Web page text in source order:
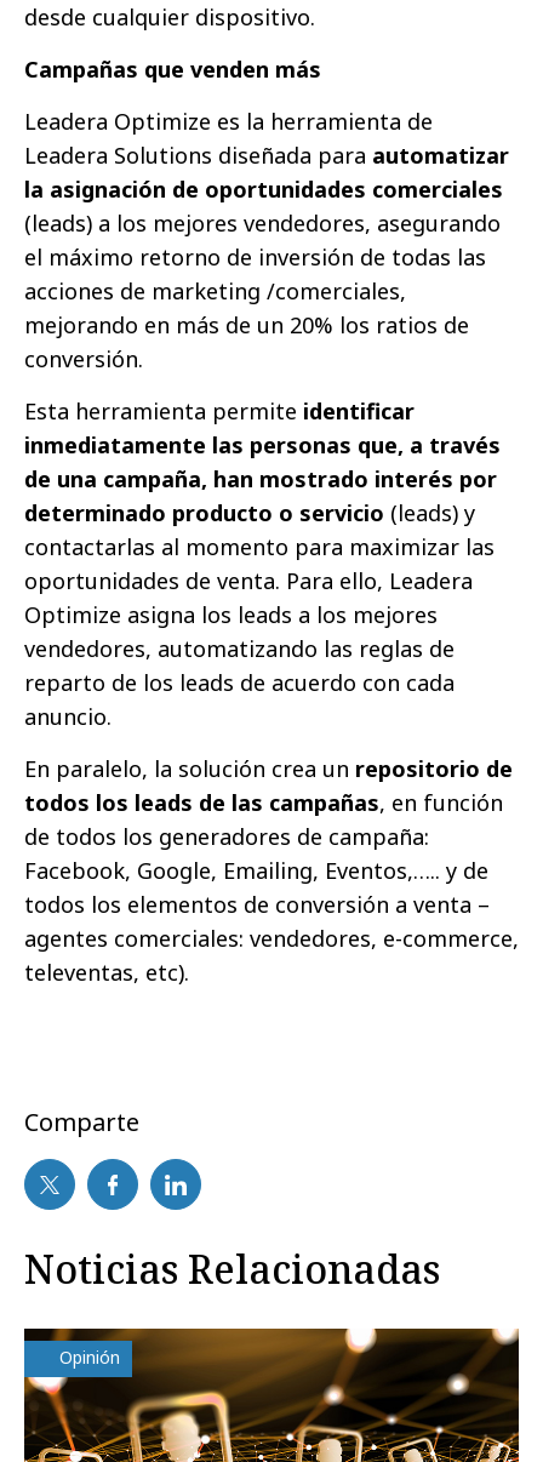
desde cualquier dispositivo.
Campañas que venden más
Leadera Optimize es la herramienta de
Leadera Solutions diseñada para automatizar
la asignación de oportunidades comerciales
(leads) a los mejores vendedores, asegurando
el máximo retorno de inversión de todas las
acciones de marketing /comerciales,
mejorando en más de un 20% los ratios de
conversión.
Esta herramienta permite identificar
inmediatamente las personas que, a través
de una campaña, han mostrado interés por
determinado producto o servicio (leads) y
contactarlas al momento para maximizar las
oportunidades de venta. Para ello, Leadera
Optimize asigna los leads a los mejores
vendedores, automatizando las reglas de
reparto de los leads de acuerdo con cada
anuncio.
En paralelo, la solución crea un repositorio de
todos los leads de las campañas, en función
de todos los generadores de campaña:
Facebook, Google, Emailing, Eventos,….. y de
todos los elementos de conversión a venta –
agentes comerciales: vendedores, e-commerce,
televentas, etc).
Comparte
Noticias Relacionadas
Opinión